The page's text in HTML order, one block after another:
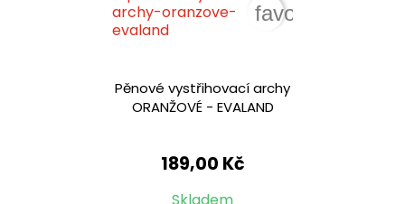
Pěnové vystřihovací archy
ORANŽOVÉ - EVALAND
189,00 Kč
favorite_border